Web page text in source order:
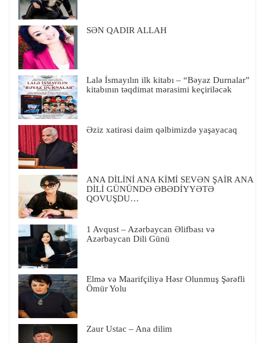
SƏN QADIR ALLAH
Lalə İsmayılın ilk kitabı – “Bəyaz Durnalar”
kitabının təqdimat mərasimi keçiriləcək
Əziz xatirəsi daim qəlbimizdə yaşayacaq
ANA DİLİNİ ANA KİMİ SEVƏN ŞAİR ANA
DİLİ GÜNÜNDƏ ƏBƏDİYYƏTƏ
QOVUŞDU…
1 Avqust – Azərbaycan Əlifbası və
Azərbaycan Dili Günü
Elmə və Maarifçiliyə Həsr Olunmuş Şərəfli
Ömür Yolu
Zaur Ustac – Ana dilim